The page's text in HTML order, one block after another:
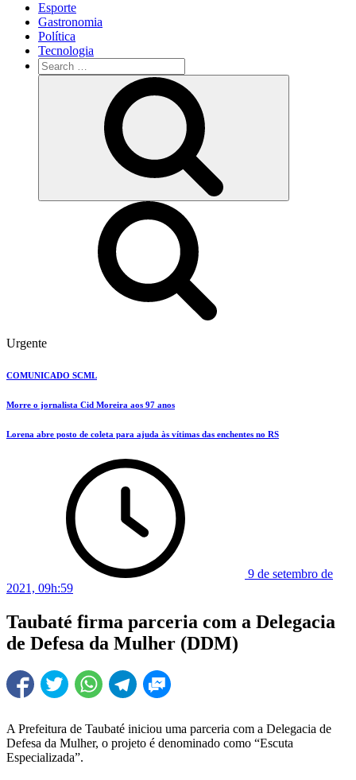
Esporte
Gastronomia
Política
Tecnologia
Search
for:
Urgente
COMUNICADO SCML
Morre o jornalista Cid Moreira aos 97 anos
Lorena abre posto de coleta para ajuda às vítimas das enchentes no RS
9 de setembro de
2021, 09h:59
Taubaté firma parceria com a Delegacia
de Defesa da Mulher (DDM)
A Prefeitura de Taubaté iniciou uma parceria com a Delegacia de
Defesa da Mulher, o projeto é denominado como “Escuta
Especializada”.